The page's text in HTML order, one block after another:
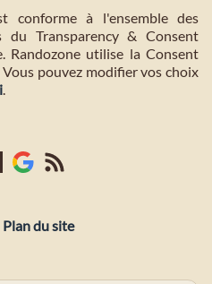
conforme à l'ensemble des
du Transparency & Consent
Randozone utilise la Consent
pouvez modifier vos choix
.
Plan du site